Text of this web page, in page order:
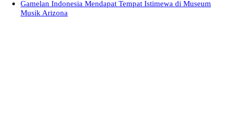
Gamelan Indonesia Mendapat Tempat Istimewa di Museum
Musik Arizona